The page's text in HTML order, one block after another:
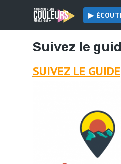
▶︎
Suivez le
SUIVEZ LE GUIDE